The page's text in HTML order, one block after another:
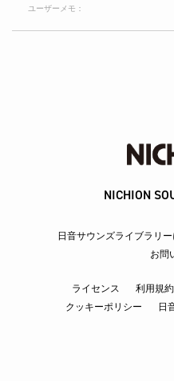
ユーザーメモ：
NICHION
日音サウンズライブラリ
お問
ライセンス 利用規約
クッキーポリシー
日